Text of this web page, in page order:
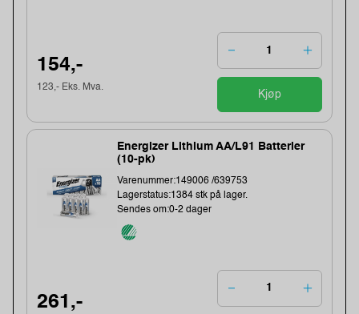
154,-
123,- Eks. Mva.
Kjøp
Energizer Lithium AA/L91 Batterier
(10-pk)
Varenummer:149006 /639753
Lagerstatus:1384 stk på lager.
Sendes om:0-2 dager
261,-